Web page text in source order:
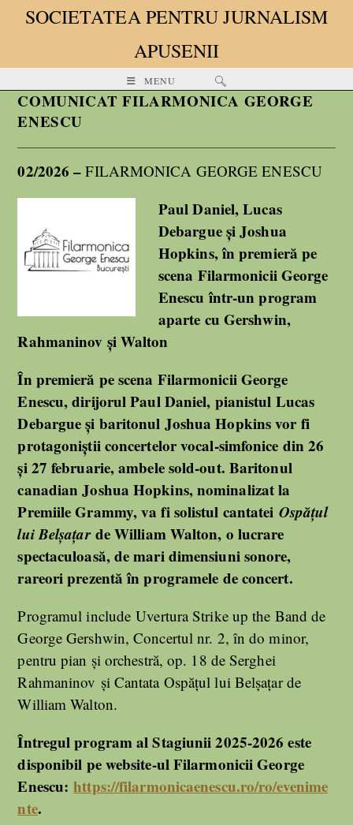
SOCIETATEA PENTRU JURNALISM
APUSENII
MENU
COMUNICAT FILARMONICA GEORGE
ENESCU
02/2026 –FILARMONICA GEORGE ENESCU
Paul Daniel, Lucas
Debargue și Joshua
Hopkins, în premieră pe
scena Filarmonicii George
Enescu într-un program
aparte cu Gershwin,
Rahmaninov și Walton
În premieră pe scena Filarmonicii George
Enescu, dirijorul Paul Daniel, pianistul Lucas
Debargue și baritonul Joshua Hopkins vor fi
protagoniștii concertelor vocal-simfonice din 26
și 27 februarie, ambele sold-out. Baritonul
canadian Joshua Hopkins, nominalizat la
Premiile Grammy, va fi solistul cantatei Ospățul
lui Belșațarde William Walton, o lucrare
spectaculoasă, de mari dimensiuni sonore,
rareori prezentă în programele de concert.
Programul include Uvertura Strike up the Band de
George Gershwin, Concertul nr. 2, în do minor,
pentru pian și orchestră, op. 18 de Serghei
Rahmaninov și Cantata Ospățul lui Belșațar de
William Walton.
Întregul program al Stagiunii 2025-2026 este
disponibil pe website-ul Filarmonicii George
Enescu:https://filarmonicaenescu.ro/ro/evenime
nte.